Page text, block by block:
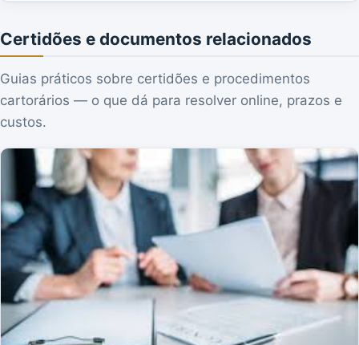
Certidões e documentos relacionados
Guias práticos sobre certidões e procedimentos
cartorários — o que dá para resolver online, prazos e
custos.